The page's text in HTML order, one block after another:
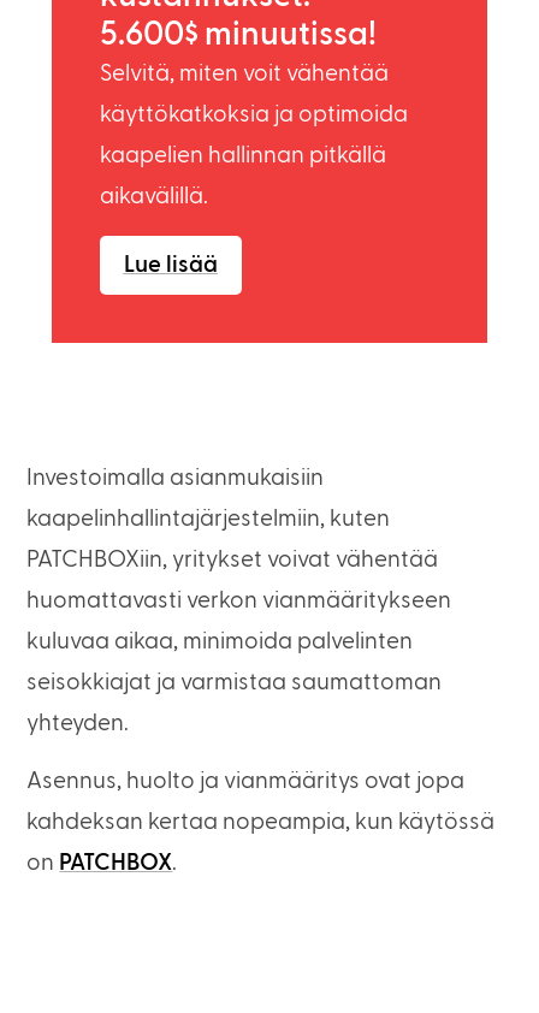
5.600$ minuutissa!
Selvitä, miten voit vähentää
käyttökatkoksia ja optimoida
kaapelien hallinnan pitkällä
aikavälillä.
Lue lisää
Investoimalla asianmukaisiin
kaapelinhallintajärjestelmiin, kuten
PATCHBOXiin, yritykset voivat vähentää
huomattavasti verkon vianmääritykseen
kuluvaa aikaa, minimoida palvelinten
seisokkiajat ja varmistaa saumattoman
yhteyden.
Asennus, huolto ja vianmääritys ovat jopa
kahdeksan kertaa nopeampia, kun käytössä
on PATCHBOX.